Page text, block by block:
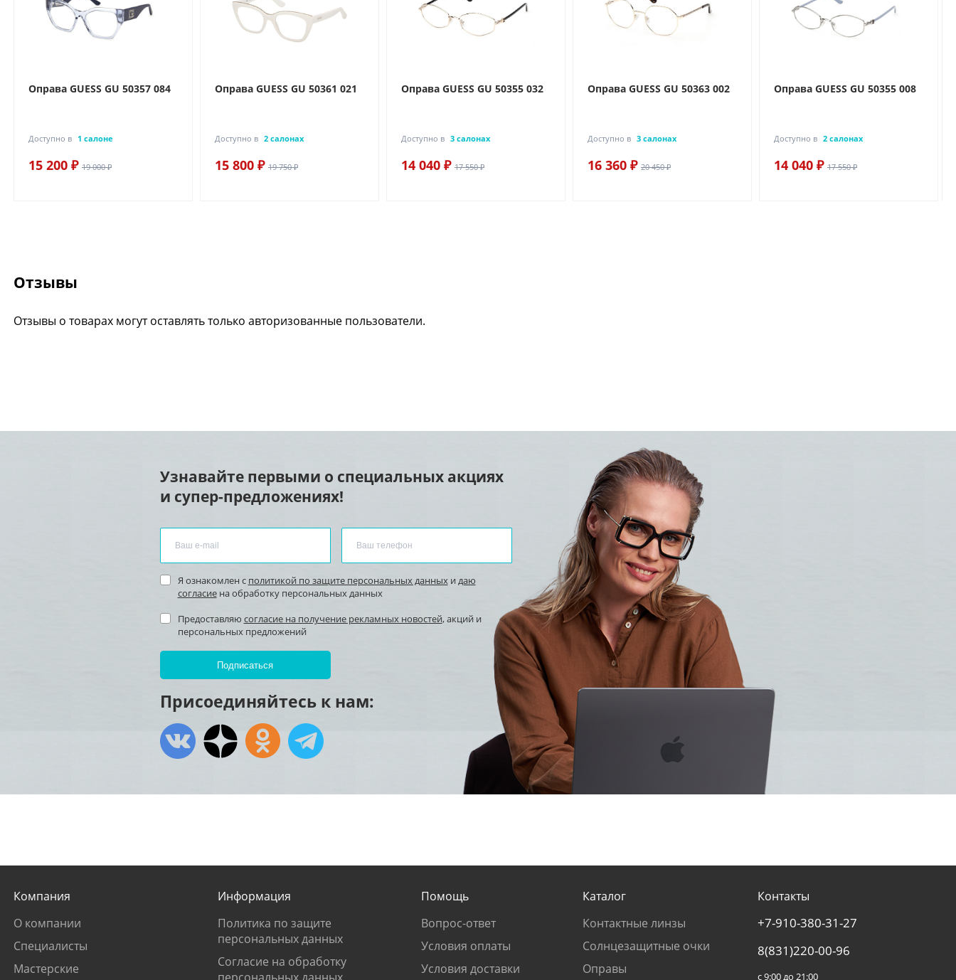
Оправа GUESS GU 50357 084
Доступно в 1 салоне
15 200 ₽ 19 000 ₽
Оправа GUESS GU 50361 021
Доступно в 2 салонах
15 800 ₽ 19 750 ₽
Оправа GUESS GU 50355 032
Доступно в 3 салонах
14 040 ₽ 17 550 ₽
Оправа GUESS GU 50363 002
Доступно в 3 салонах
16 360 ₽ 20 450 ₽
Оправа GUESS GU 50355 008
Доступно в 2 салонах
14 040 ₽ 17 550 ₽
Отзывы
Отзывы о товарах могут оставлять только авторизованные пользователи.
Узнавайте первыми о специальных акциях
и супер-предложениях!
Я ознакомлен с политикой по защите персональных данных и даю
согласиена обработку персональных данных
Предоставляю согласие на получение рекламных новостей, акций и
персональных предложений
Присоединяйтесь к нам:
Компания
О компании
Специалисты
Мастерские
Информация
Политика по защите
персональных данных
Согласие на обработку
Помощь
Вопрос-ответ
Условия оплаты
Условия доставки
Каталог
Контактные линзы
Солнцезащитные очки
Оправы
Контакты
+7-910-380-31-27
8(831)220-00-96
с 9:00 до 21:00